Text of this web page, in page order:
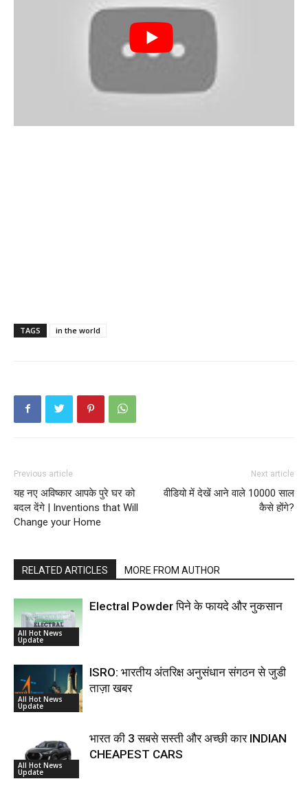
TAGS in the world
Previous article
यह नए अविष्कार आपके पुरे घर को
बदल देंगे | Inventions that Will
Change your Home
Next article
वीडियो में देखें आने वाले 10000 साल
कैसे होंगे?
RELATED ARTICLES MORE FROM AUTHOR
All Hot News
Update
Electral Powder पिने के फायदे और नुकसान
All Hot News
Update
ISRO: भारतीय अंतरिक्ष अनुसंधान संगठन से जुडी
ताज़ा खबर
All Hot News
Update
भारत की 3 सबसे सस्ती और अच्छी कार INDIAN
CHEAPEST CARS